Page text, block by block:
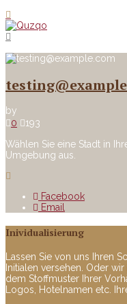
by
0
193
Wählen Sie eine Stadt in
Umgebung aus.
Facebook
Email
Inividualisierung
Lassen Sie von uns Ihren
Initialen versehen. Oder
dem Stoffmuster Ihrer
Logos, Hotelnamen etc.